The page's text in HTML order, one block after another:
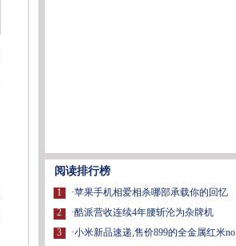
阅读排行榜
1
2
3
·苹果手机相爱相杀哪部承载你的回忆
·酷派营收连续4年腰斩沦为杂牌机
·小米新品速递,售价899的全金属红米no